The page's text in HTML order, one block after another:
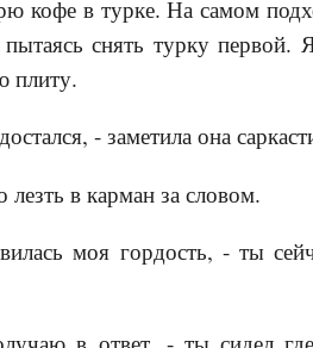
кофе в турке. На самом
снять турку
плиту.
- заметила она
в карман за словом.
моя гордость, - ты